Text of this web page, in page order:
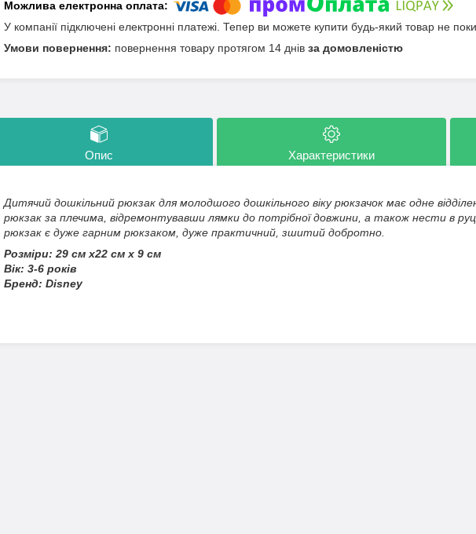
У компанії підключені електронні платежі. Тепер ви можете купити будь-який товар не
повернення товару протягом 14 днів за домовленістю
Опис Характеристики
Дитячий дошкільний рюкзак для молодшого дошкільного віку рюкзачок має одне
рюкзак за плечима, відремонтувавши лямки до потрібної довжини, а також нести в
рюкзак є дуже гарним рюкзаком, дуже практичний, зшитий добротно.
Розміри: 29 см x22 см x 9 см
Вік: 3-6 років
Бренд: Disney